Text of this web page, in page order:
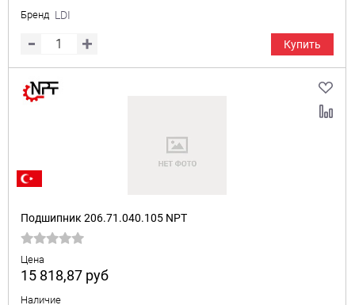
Бренд LDI
Купить
Подшипник 206.71.040.105 NPT
Цена
15 818,87 руб
Наличие